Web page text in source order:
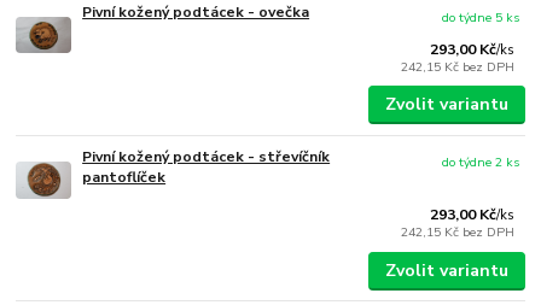
Pivní kožený podtácek - ovečka
293,00 Kč/ks
242,15 Kč bez DPH
do týdne 5 ks
Zvolit variantu
Pivní kožený podtácek - střevíčník
pantoflíček
293,00 Kč/ks
242,15 Kč bez DPH
do týdne 2 ks
Zvolit variantu